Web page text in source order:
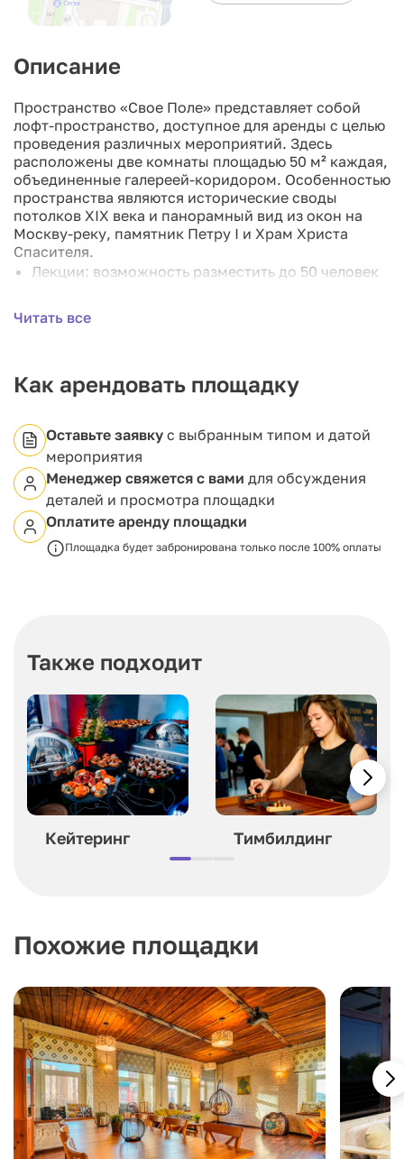
Описание
Пространство «Свое Поле» представляет собой
лофт-пространство, доступное для аренды с целью
проведения различных мероприятий. Здесь
расположены две комнаты площадью 50 м² каждая,
объединенные галереей-коридором. Особенностью
пространства являются исторические своды
потолков XIX века и панорамный вид из окон на
Москву-реку, памятник Петру I и Храм Христа
Спасителя.
Лекции: возможность разместить до 50 человек
Банкетное расположение: до 32 гостей за
необходимое оборудование, включая проектор,
экран, и мелово-магнитную доску. Также по
Организаторам предоставляется одно
машиноместо. Кроме того, имеется широкий выбор
оборудования для фуршетов, кофе-брейков и
банкетов, включая бокалы для игристых напитков,
красного и белого вина, стеклянные бокалы и
чашки для горячих напитков, профессиональную
печь, плитку и коктейльные столики.
Читать все
Как арендовать площадку
Оставьте заявку с выбранным типом и датой
мероприятия
Менеджер свяжется с вами для обсуждения
деталей и просмотра площадки
Оплатите аренду площадки
Площадка будет забронирована только после 100% оплаты
Также подходит
Кейтеринг Тимбилдинг
Похожие площадки